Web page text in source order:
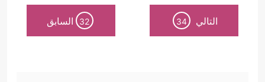
التالي 34
32 السابق